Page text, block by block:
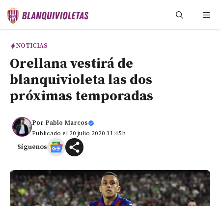
Saltar
NOTICIAS
Orellana vestirá de
blanquivioleta las dos
próximas temporadas
Por Pablo Marcos
Publicado el 20 julio 2020 11:45h
Síguenos